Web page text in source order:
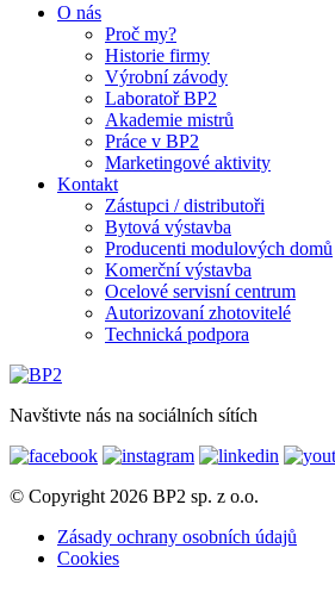
O nás
Proč my?
Historie firmy
Výrobní závody
Laboratoř BP2
Akademie mistrů
Práce v BP2
Marketingové aktivity
Kontakt
Zástupci / distributoři
Bytová výstavba
Producenti modulových domů
Komerční výstavba
Ocelové servisní centrum
Autorizovaní zhotovitelé
Technická podpora
Navštivte nás na sociálních sítích
© Copyright 2026 BP2 sp. z o.o.
Zásady ochrany osobních údajů
Cookies